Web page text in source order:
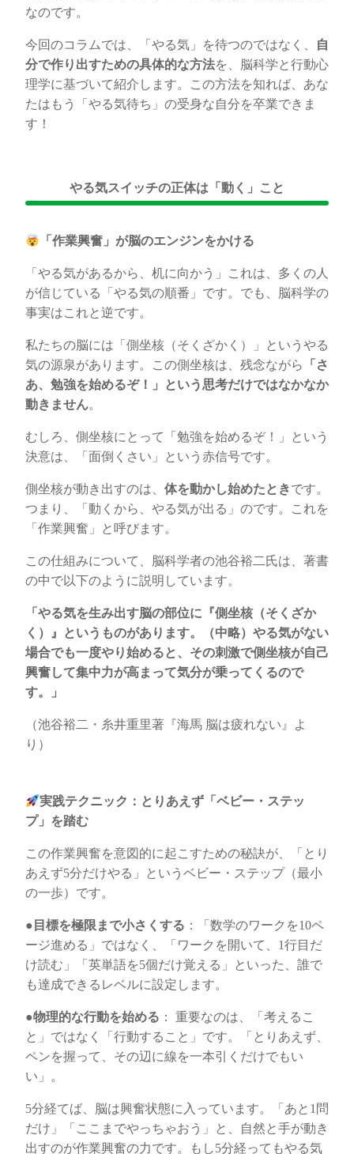
なのです。
今回のコラムでは、「やる気」を待つのではなく、
自
分で作り出すための具体的な方法を、脳科学と行動心
理学に基づいて紹介します。この方法を知れば、あな
たはもう「やる気待ち」の受身な自分を卒業できま
す！
やる気スイッチの正体は「動く」こと
「作業興奮」が脳のエンジンをかける
「やる気があるから、机に向かう」これは、多くの人
が信じている「やる気の順番」です。でも、脳科学の
事実はこれと逆です。
私たちの脳には「側坐核（そくざかく）」というやる
気の源泉があります。この側坐核は、残念ながら
「さ
あ、勉強を始めるぞ！」という思考だけではなかなか
動きません。
むしろ、側坐核にとって「勉強を始めるぞ！」という
決意は、「面倒くさい」という赤信号です。
側坐核が動き出すのは、 体を動かし始めたときです。
つまり、「動くから、やる気が出る」のです。これを
「作業興奮」と呼びます。
この仕組みについて、脳科学者の池谷裕二氏は、著書
の中で以下のように説明しています。
「やる気を生み出す脳の部位に『側坐核（そくざか
く）』というものがあります。（中略）やる気がない
場合でも一度やり始めると、その刺激で側坐核が自己
興奮して集中力が高まって気分が乗ってくるので
す。」
（池谷裕二・糸井重里著『海馬 脳は疲れない』よ
り）
実践テクニック：とりあえず「ベビー・ステッ
プ」を踏む
この作業興奮を意図的に起こすための秘訣が、「とり
あえず5分だけやる」というベビー・ステップ（最小
の一歩）です。
● 目標を極限まで小さくする ：「数学のワークを10ペ
ージ進める」ではなく、「ワークを開いて、1行目だ
け読む」「英単語を5個だけ覚える」といった、誰で
も達成できるレベルに設定します。
●物理的な行動を始める ： 重要なのは、「考えるこ
と」ではなく「行動すること」です。「とりあえず、
ペンを握って、その辺に線を一本引くだけでもい
い」。
5分経てば、脳は興奮状態に入っています。「あと1問
だけ」「ここまでやっちゃおう」と、自然と手が動き
出すのが作業興奮の力です。もし5分経ってもやる気